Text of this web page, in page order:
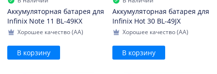
Аккумуляторная батарея для
Infinix Note 11 BL-49KX
Хорошее качество (AA)
В корзину
Аккумуляторная батарея для
Infinix Hot 30 BL-49JX
Хорошее качество (AA)
В корзину